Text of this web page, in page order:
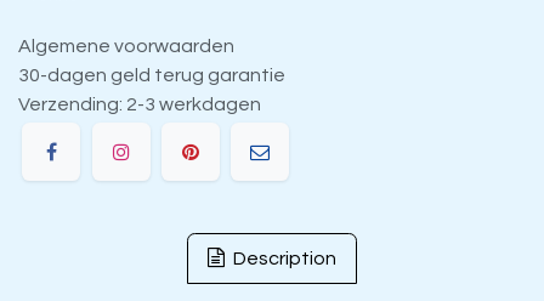
Algemene voorwaarden
30-dagen geld terug garantie
Verzending: 2-3 werkdagen
Description